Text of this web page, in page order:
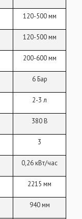
120-500 мм
120-500 мм
200-600 мм
6 Бар
2-3 л
380 В
3
0,26 кВт/час
2215 мм
940 мм